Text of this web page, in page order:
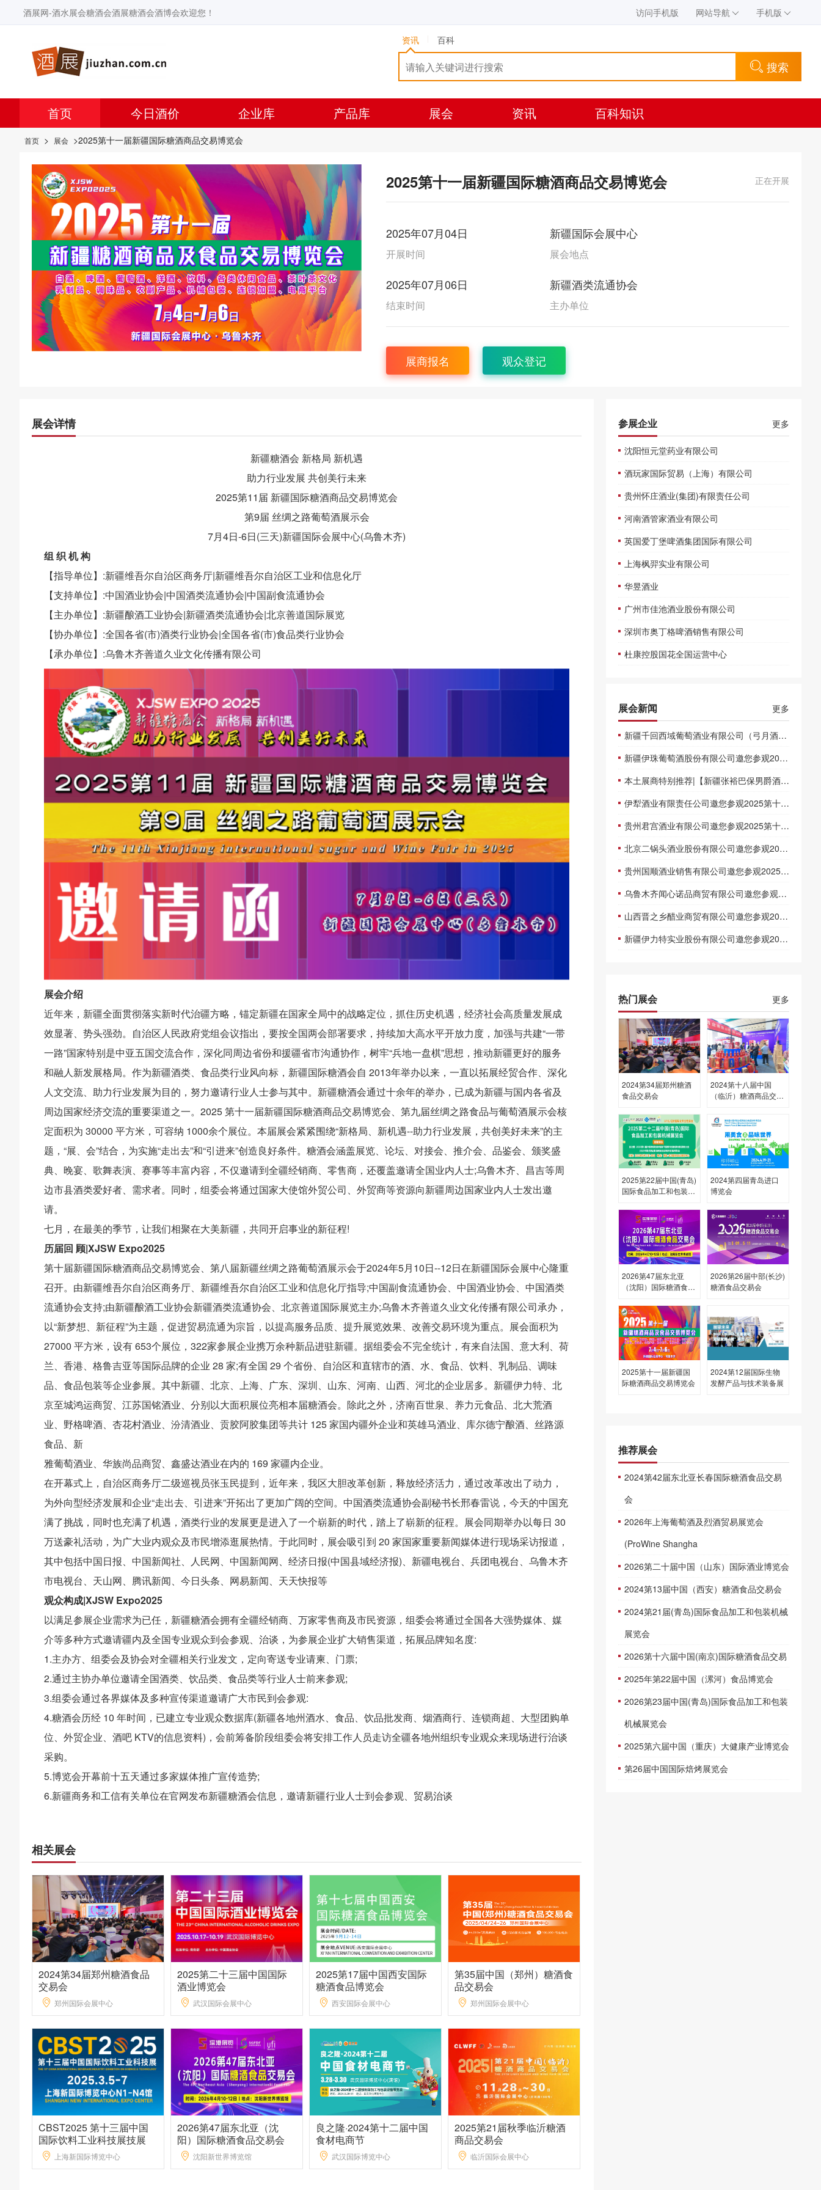
酒展网-酒水展会糖酒会酒展糖酒会酒博会欢迎您！ 访问手机版 网站导航 手机版
资讯 百科
搜索
首页 今日酒价 企业库 产品库 展会 资讯 百科知识
首页 > 展会 >2025第十一届新疆国际糖酒商品交易博览会
2025第十一届新疆国际糖酒商品交易博览会 正在开展
2025年07月04日
开展时间
新疆国际会展中心
展会地点
2025年07月06日
结束时间
新疆酒类流通协会
主办单位
展商报名 观众登记
展会详情
新疆糖酒会 新格局 新机遇
助力行业发展 共创美行未来
2025第11届 新疆国际糖酒商品交易博览会
第9届 丝绸之路葡萄酒展示会
7月4日-6日(三天)新疆国际会展中心(乌鲁木齐)
组 织 机 构
【指导单位】:新疆维吾尔自治区商务厅|新疆维吾尔自治区工业和信息化厅
【支持单位】:中国酒业协会|中国酒类流通协会|中国副食流通协会
【主办单位】:新疆酿酒工业协会|新疆酒类流通协会|北京善道国际展览
【协办单位】:全国各省(市)酒类行业协会|全国各省(市)食品类行业协会
【承办单位】:乌鲁木齐善道久业文化传播有限公司
展会介绍
近年来，新疆全面贯彻落实新时代治疆方略，锚定新疆在国家全局中的战略定位，抓住历史机遇，经济社会高质量发展成
效显著、势头强劲。自治区人民政府党组会议指出，要按全国两会部署要求，持续加大高水平开放力度，加强与共建“一带
一路”国家特别是中亚五国交流合作，深化同周边省份和援疆省市沟通协作，树牢“兵地一盘棋”思想，推动新疆更好的服务
和融人新发展格局。作为新疆酒类、食品类行业风向标，新疆国际糖酒会自 2013年举办以来，一直以拓展经贸合作、深化
人文交流、助力行业发展为目的，努力邀请行业人士参与其中。新疆糖酒会通过十余年的举办，已成为新疆与国内各省及
周边国家经济交流的重要渠道之一。2025 第十一届新疆国际糖酒商品交易博览会、第九届丝绸之路食品与葡萄酒展示会核
定面积为 30000 平方米，可容纳 1000余个展位。本届展会紧紧围绕“新格局、新机遇--助力行业发展，共创美好未来”的主
题，“展、会”结合，为实施“走出去”和“引进来”创造良好条件。糖酒会涵盖展览、论坛、对接会、推介会、品鉴会、颁奖盛
典、晚宴、歌舞表演、赛事等丰富内容，不仅邀请到全疆经销商、零售商，还覆盖邀请全国业内人士;乌鲁木齐、昌吉等周
边市县酒类爱好者、需求者。同时，组委会将通过国家大使馆外贸公司、外贸商等资源向新疆周边国家业内人士发出邀
请。
七月，在最美的季节，让我们相聚在大美新疆，共同开启事业的新征程!
历届回 顾|XJSW Expo2025
第十届新疆国际糖酒商品交易博览会、第八届新疆丝绸之路葡萄酒展示会于2024年5月10日--12日在新疆国际会展中心隆重
召开。由新疆维吾尔自治区商务厅、新疆维吾尔自治区工业和信息化厅指导;中国副食流通协会、中国酒业协会、中国酒类
流通协会支持;由新疆酿酒工业协会新疆酒类流通协会、北京善道国际展览主办;乌鲁木齐善道久业文化传播有限公司承办，
以“新梦想、新征程”为主题，促进贸易流通为宗旨，以提高服务品质、提升展览效果、改善交易环境为重点。展会面积为
27000 平方米，设有 653个展位，322家参展企业携万余种新品进驻新疆。据组委会不完全统计，有来自法国、意大利、荷
兰、香港、格鲁吉亚等国际品牌的企业 28 家;有全国 29 个省份、自治区和直辖市的酒、水、食品、饮料、乳制品、调味
品、食品包装等企业参展。其中新疆、北京、上海、广东、深圳、山东、河南、山西、河北的企业居多。新疆伊力特、北
京至城鸿运商贸、江苏国铭酒业、分别以大面积展位亮相本届糖酒会。除此之外，济南百世泉、养力元食品、北大荒酒
业、野格啤酒、杏花村酒业、汾清酒业、贡胶阿胶集团等共计 125 家国内疆外企业和英雄马酒业、库尔德宁酿酒、丝路源
食品、新
雅葡萄酒业、华族尚品商贸、鑫盛达酒业在内的 169 家疆内企业。
在开幕式上，自治区商务厅二级巡视员张玉民提到，近年来，我区大胆改革创新，释放经济活力，通过改革改出了动力，
为外向型经济发展和企业“走出去、引进来”开拓出了更加广阔的空间。中国酒类流通协会副秘书长邢春雷说，今天的中国充
满了挑战，同时也充满了机遇，酒类行业的发展更是进入了一个崭新的时代，踏上了崭新的征程。展会同期举办以每日 30
万送豪礼活动，为广大业内观众及市民增添逛展热情。于此同时，展会吸引到 20 家国家重要新闻媒体进行现场采访报道，
其中包括中国日报、中国新闻社、人民网、中国新闻网、经济日报(中国县域经济报)、新疆电视台、兵团电视台、乌鲁木齐
市电视台、天山网、腾讯新闻、今日头条、网易新闻、天天快报等
观众构成|XJSW Expo2025
以满足参展企业需求为已任，新疆糖酒会拥有全疆经销商、万家零售商及市民资源，组委会将通过全国各大强势媒体、媒
介等多种方式邀请疆内及全国专业观众到会参观、治谈，为参展企业扩大销售渠道，拓展品牌知名度:
1.主办方、组委会及协会对全疆相关行业发文，定向寄送专业请柬、门票;
2.通过主协办单位邀请全国酒类、饮品类、食品类等行业人士前来参观;
3.组委会通过各界媒体及多种宣传渠道邀请广大市民到会参观:
4.糖酒会历经 10 年时间，已建立专业观众数据库(新疆各地州酒水、食品、饮品批发商、烟酒商行、连锁商超、大型团购单
位、外贸企业、酒吧 KTV的信息资料)，会前筹备阶段组委会将安排工作人员走访全疆各地州组织专业观众来现场进行治谈
采购。
5.博览会开幕前十五天通过多家媒体推广宣传造势;
6.新疆商务和工信有关单位在官网发布新疆糖酒会信息，邀请新疆行业人士到会参观、贸易治谈
相关展会
2024第34届郑州糖酒食品
交易会
郑州国际会展中心
2025第二十三届中国国际
酒业博览会
武汉国际会展中心
2025第17届中国西安国际
糖酒食品博览会
西安国际会展中心
第35届中国（郑州）糖酒食
品交易会
郑州国际会展中心
CBST2025 第十三届中国
国际饮料工业科技展技展
上海新国际博览中心
2026第47届东北亚（沈
阳）国际糖酒食品交易会
沈阳新世界博览馆
良之隆·2024第十二届中国
食材电商节
武汉国际博览中心
2025第21届秋季临沂糖酒
商品交易会
临沂国际会展中心
参展企业 更多
沈阳恒元堂药业有限公司
酒玩家国际贸易（上海）有限公司
贵州怀庄酒业(集团)有限责任公司
河南酒管家酒业有限公司
英国爱丁堡啤酒集团国际有限公司
上海枫羿实业有限公司
华昱酒业
广州市佳池酒业股份有限公司
深圳市奥丁格啤酒销售有限公司
杜康控股国花全国运营中心
展会新闻 更多
新疆千回西域葡萄酒业有限公司（弓月酒庄）邀您参观2025新疆糖酒会
新疆伊珠葡萄酒股份有限公司邀您参观2025第十一届新疆糖酒商品及食品交易博览会
本土展商特别推荐|【新疆张裕巴保男爵酒庄】邀您参观2025第十一届新疆糖酒商品及食品交易博览会
伊犁酒业有限责任公司邀您参观2025第十一届新疆糖酒商品及食品交易博览会
贵州君宫酒业有限公司邀您参观2025第十一届新疆糖酒商品及食品交易博览会
北京二锅头酒业股份有限公司邀您参观2025第十一届新疆糖酒商品及食品交易博览会
贵州国顺酒业销售有限公司邀您参观2025第十一届新疆糖酒商品及食品交易博览会
乌鲁木齐闻心诺品商贸有限公司邀您参观2025第十一届新疆糖酒商品及食品交易博览会
山西晋之乡醋业商贸有限公司邀您参观2025第十一届新疆糖酒商品及食品交易博览会
新疆伊力特实业股份有限公司邀您参观2025第十一届新疆糖酒商品及食品交易博览会
热门展会 更多
2024第34届郑州糖酒
食品交易会
2024第十八届中国
（临沂）糖酒商品交易
2025第22届中国(青岛)
国际食品加工和包装机
2024第四届青岛进口
博览会
2026第47届东北亚
（沈阳）国际糖酒食品
2026第26届中部(长沙)
糖酒食品交易会
2025第十一届新疆国
际糖酒商品交易博览会
2024第12届国际生物
发酵产品与技术装备展
推荐展会
2024第42届东北亚长春国际糖酒食品交易
会
2026年上海葡萄酒及烈酒贸易展览会
(ProWine Shangha
2026第二十届中国（山东）国际酒业博览会
2024第13届中国（西安）糖酒食品交易会
2024第21届(青岛)国际食品加工和包装机械
展览会
2026第十六届中国(南京)国际糖酒食品交易
2025年第22届中国（漯河）食品博览会
2026第23届中国(青岛)国际食品加工和包装
机械展览会
2025第六届中国（重庆）大健康产业博览会
第26届中国国际焙烤展览会